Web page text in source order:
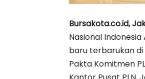
Bursakota.co.id,
Nasional
baru terbarukan
Pakta Komitmen